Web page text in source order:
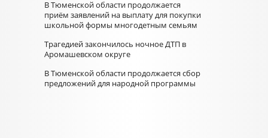
В Тюменской области продолжается
приём заявлений на выплату для покупки
школьной формы многодетным семьям
Трагедией закончилось ночное ДТП в
Аромашевском округе
В Тюменской области продолжается сбор
предложений для народной программы